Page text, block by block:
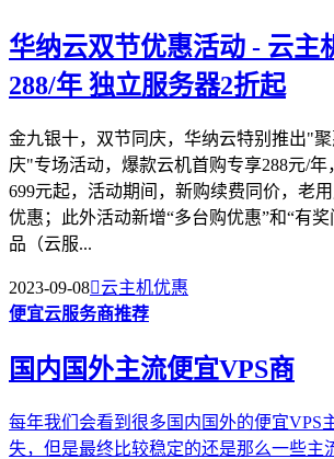
华纳云双节优惠活动 - 云主
288/年 独立服务器2折起
金九银十，双节同庆，华纳云特别推出"
庆"专场活动，爆款云机首购专享288元/年
699元起，活动期间，新购续费同价，老
优惠；此外活动新增“多台购优惠”和“有
品（云服...
2023-09-08云主机优惠
便宜云服务商推荐
国内国外主流便宜VPS商
每年我们会看到很多国内国外的便宜VPS
失，但是最终比较稳定的还是那么一些主